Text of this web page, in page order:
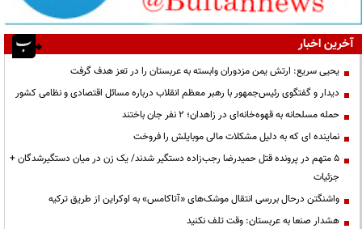
آخرین اخبار
یحیی سریع: ارتش یمن مزدوران وابسته به عربستان را در تعز هدف گرفت
دیدار و گفتگوی رئیس‌جمهور با رهبر معظم انقلاب درباره مسائل اقتصادی و نظامی کشور
حمله مسلحانه به قهوه‌خانه‌ای در زاهدان؛ ۲ نفر جان باختند
نماینده ای که به دلیل مشکلات مالی موبایلش را فروخت
۵ متهم در پرونده قتل حمیدرضا رجب‌زاده دستگیر شدند/ یک زن در میان دستگیرشدگان +
جزئیات
واشنگتن درحال بررسی انتقال موشک‌های «آتاکامس» به اوکراین از طریق ترکیه
هشدار صنعا به عربستان: وقت تلف نکنید